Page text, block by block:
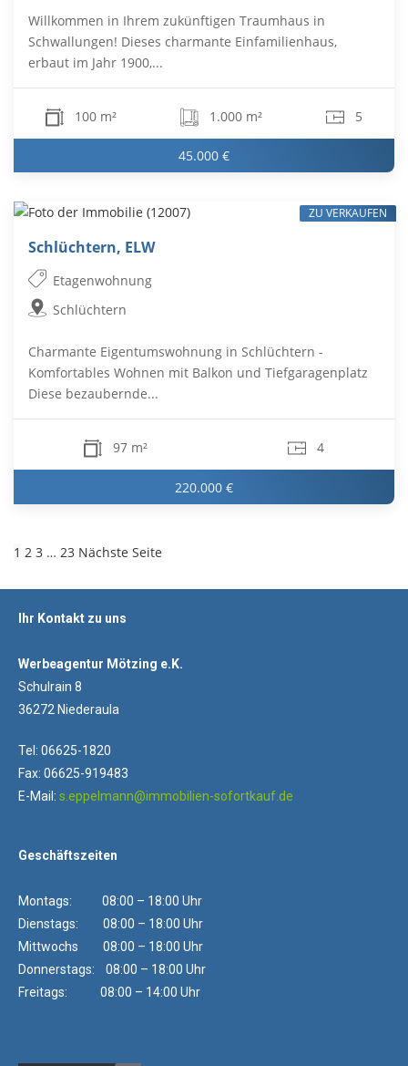
Willkommen in Ihrem zukünftigen Traumhaus in
Schwallungen! Dieses charmante Einfamilienhaus,
erbaut im Jahr 1900,...
100 m² 1.000 m² 5
45.000 €
Schlüchtern, ELW
Etagenwohnung
Schlüchtern
Charmante Eigentumswohnung in Schlüchtern -
Komfortables Wohnen mit Balkon und Tiefgaragenplatz
Diese bezaubernde...
97 m² 4
220.000 €
ZU VERKAUFEN
1 2 3 … 23 Nächste Seite
Ihr Kontakt zu uns
Werbeagentur Mötzing e.K.
Schulrain 8
36272 Niederaula
Tel: 06625-1820
Fax: 06625-919483
E-Mail: s.eppelmann@immobilien-sofortkauf.de
Geschäftszeiten
Montags: 08:00 – 18:00 Uhr
Dienstags: 08:00 – 18:00 Uhr
Mittwochs 08:00 – 18:00 Uhr
Donnerstags: 08:00 – 18:00 Uhr
Freitags: 08:00 – 14:00 Uhr